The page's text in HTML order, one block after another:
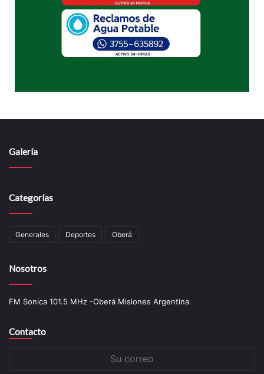
Galería
Categorías
Generales Deportes Oberá
Nosotros
FM Sonica 101.5 MHz -Oberá Misiones Argentina.
Contacto